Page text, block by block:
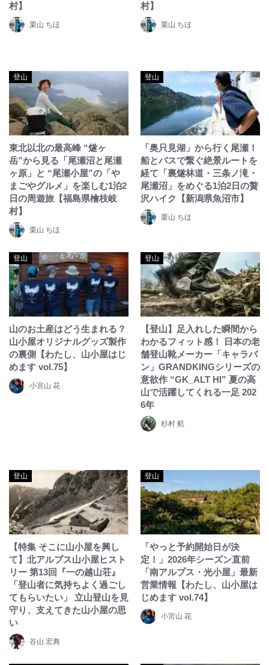
村】
栗山 ちほ
村】
栗山 ちほ
登山
東北以北の最高峰 “燧ヶ
岳”から見る「尾瀬沼と尾瀬
ヶ原」と “尾瀬小屋”の「や
まごやグルメ」を楽しむ1泊2
日の周遊旅【福島県檜枝岐
村】
栗山 ちほ
登山
「奥只見湖」から行く尾瀬！
船とバスで繋ぐ絶景ルートを
経て「裏燧林道・三条ノ滝・
尾瀬沼」をめぐる1泊2日の贅
沢ハイク【新潟県魚沼市】
栗山 ちほ
登山
山のお土産はどう生まれる？
山小屋オリジナルグッズ製作
の裏側【わたし、山小屋はじ
めます vol.75】
小宮山 花
登山
【登山】足入れした瞬間から
わかるフィット感！ 日本の老
舗登山靴メーカー「キャラバ
ン」GRANDKINGシリーズの
意欲作 “GK_ALT HI” 夏の高
山で活躍してくれる一足 202
6年
杉村 航
登山
【特集 そこに山小屋を興し
て】北アルプス山小屋ヒスト
リー 第13回『一の越山荘』
「登山者に気持ちよく過ごし
てもらいたい」 立山登山を見
守り、支えてきた山小屋の思
い
谷山 宏典
登山
「やっと予約開始日が決
定！」2026年シーズン直前
「南アルプス・光小屋」最新
営業情報【わたし、山小屋は
じめます vol.74】
小宮山 花